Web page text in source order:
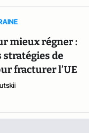
mieux régner :
stratégies de
fracturer l’UE